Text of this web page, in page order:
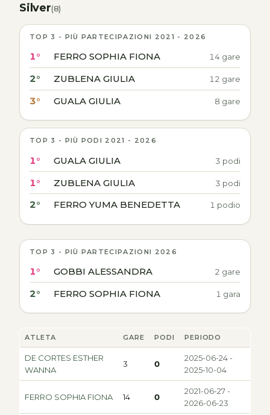
Silver(8)
TOP 3 - PIÙ PARTECIPAZIONI 2021 - 2026
1° FERRO SOPHIA FIONA 14 gare
2° ZUBLENA GIULIA 12 gare
3° GUALA GIULIA 8 gare
TOP 3 - PIÙ PODI 2021 - 2026
1° GUALA GIULIA 3 podi
1° ZUBLENA GIULIA 3 podi
2° FERRO YUMA BENEDETTA 1 podio
TOP 3 - PIÙ PARTECIPAZIONI 2026
1° GOBBI ALESSANDRA 2 gare
2° FERRO SOPHIA FIONA 1 gara
ATLETA GARE PODI PERIODO
DE CORTES ESTHER
WANNA
3 0
2025-06-24 -
2025-10-04
FERRO SOPHIA FIONA 14 0
2021-06-27 -
2026-06-23